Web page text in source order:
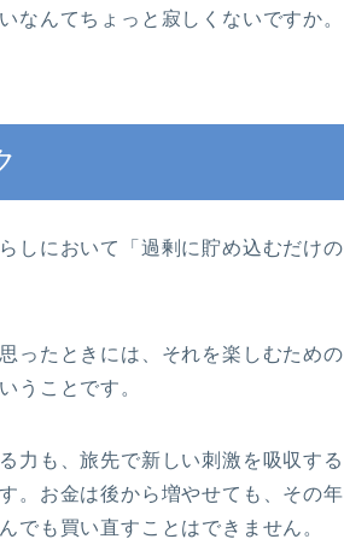
なんてちょっと寂しくないですか。
しにおいて「過剰に貯め込むだけの
ったときには、それを楽しむための
うことです。
力も、旅先で新しい刺激を吸収する
。お金は後から増やせても、その年
でも買い直すことはできません。